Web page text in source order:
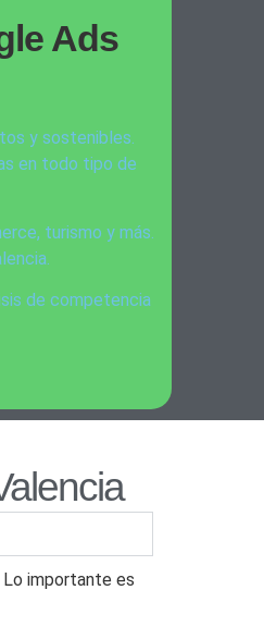
Ads
y sostenibles.
en todo tipo de
turismo y más.
de competencia
importante es